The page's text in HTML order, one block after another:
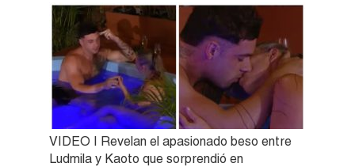
VIDEO | Revelan el apasionado beso entre
Ludmila y Kaoto que sorprendió en